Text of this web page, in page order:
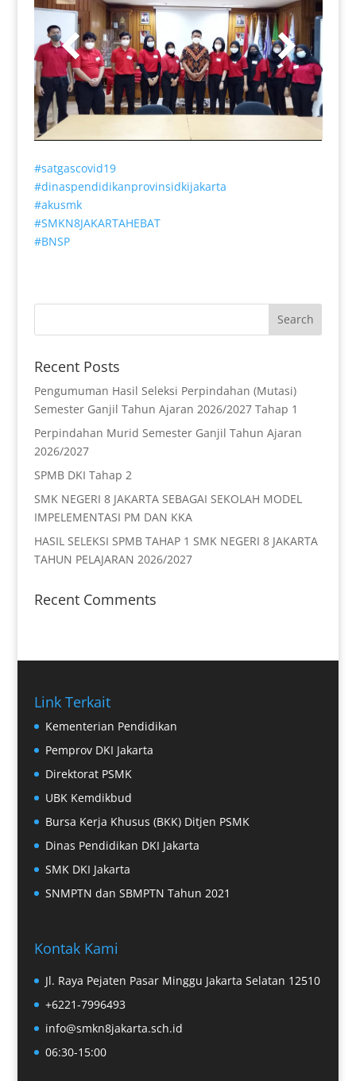
#satgascovid19
#dinaspendidikanprovinsidkijakarta
#akusmk
#SMKN8JAKARTAHEBAT
#BNSP
Recent Posts
Pengumuman Hasil Seleksi Perpindahan (Mutasi)
Semester Ganjil Tahun Ajaran 2026/2027 Tahap 1
Perpindahan Murid Semester Ganjil Tahun Ajaran
2026/2027
SPMB DKI Tahap 2
SMK NEGERI 8 JAKARTA SEBAGAI SEKOLAH MODEL
IMPELEMENTASI PM DAN KKA
HASIL SELEKSI SPMB TAHAP 1 SMK NEGERI 8 JAKARTA
TAHUN PELAJARAN 2026/2027
Recent Comments
Link Terkait
Kementerian Pendidikan
Pemprov DKI Jakarta
Direktorat PSMK
UBK Kemdikbud
Bursa Kerja Khusus (BKK) Ditjen PSMK
Dinas Pendidikan DKI Jakarta
SMK DKI Jakarta
SNMPTN dan SBMPTN Tahun 2021
Kontak Kami
Jl. Raya Pejaten Pasar Minggu Jakarta Selatan 12510
+6221-7996493
info@smkn8jakarta.sch.id
06:30-15:00